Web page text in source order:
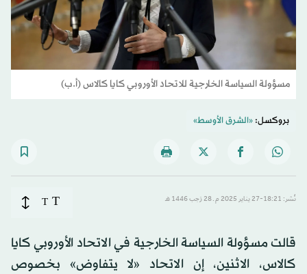
مسؤولة السياسة الخارجية للاتحاد الأوروبي كايا كالاس (أ.ب)
بروكسل:«الشرق الأوسط»
نُشر: 18:21-27 يناير 2025 م ـ 28 رَجب 1446 هـ T
T
قالت مسؤولة السياسة الخارجية في الاتحاد الأوروبي كايا
كالاس، الاثنين، إن الاتحاد «لا يتفاوض» بخصوص